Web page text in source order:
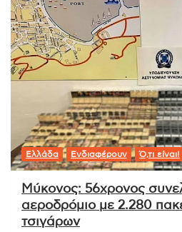
Ελλάδα Ενδιαφέρουν Ό,τι είναι!
Μύκονος: 56χρονος
αεροδρόμιο με 2.280
τσιγάρων